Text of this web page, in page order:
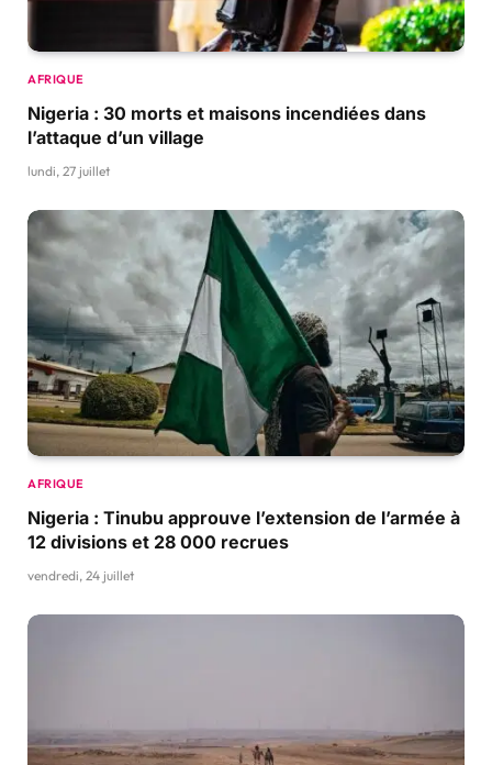
AFRIQUE
Nigeria : 30 morts et maisons incendiées dans
l’attaque d’un village
lundi, 27 juillet
AFRIQUE
Nigeria : Tinubu approuve l’extension de l’armée à
12 divisions et 28 000 recrues
vendredi, 24 juillet